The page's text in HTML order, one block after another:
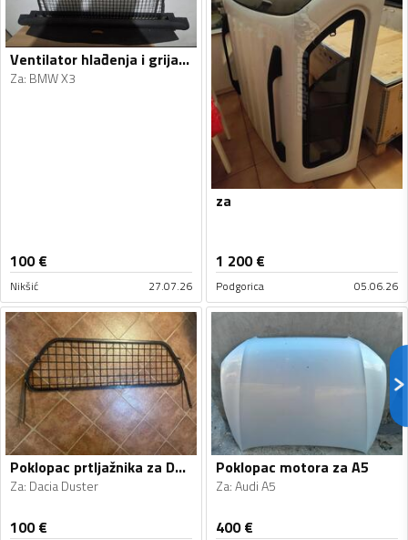
Ventilator hlađenja i grijanja za X3
Za: BMW X3
100€
Nikšić 27.07.26
za
1 200€
Podgorica 05.06.26
Poklopac prtljažnika za Duster
Za: Dacia Duster
100€
Poklopac motora za A5
Za:Audi A5
400€